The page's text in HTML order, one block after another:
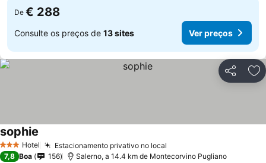
De € 288
Consulte os preços de 13 sites Ver preços
Partilhar
3 EstrelasHotel Estacionamento privativo no local
sophie
7,8 Boa 156 Salerno, a 14.4 km de Montecorvino Pugliano